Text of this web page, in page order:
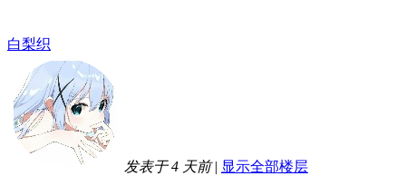
白梨织
发表于4 天前 | 显示全部楼层